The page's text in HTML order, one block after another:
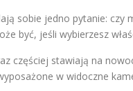
sobie jedno pytanie: czy
być, jeśli wybierzesz
częściej stawiają na
w widoczne